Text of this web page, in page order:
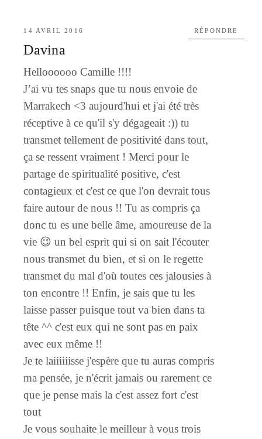
14 AVRIL 2016
Davina
Helloooooo Camille !!!!
J’ai vu tes snaps que tu nous envoie de
Marrakech <3 aujourd'hui et j'ai été très
réceptive à ce qu'il s'y dégageait :)) tu
transmet tellement de positivité dans tout,
ça se ressent vraiment ! Merci pour le
partage de spiritualité positive, c'est
contagieux et c'est ce que l'on devrait tous
faire autour de nous !! Tu as compris ça
donc tu es une belle âme, amoureuse de la
vie 😉 un bel esprit qui si on sait l'écouter
nous transmet du bien, et si on le regette
transmet du mal d'où toutes ces jalousies à
ton encontre !! Enfin, je sais que tu les
laisse passer puisque tout va bien dans ta
tête ^^ c'est eux qui ne sont pas en paix
avec eux même !!
Je te laiiiiiisse j'espère que tu auras compris
ma pensée, je n'écrit jamais ou rarement ce
que je pense mais la c'est assez fort c'est
tout
Je vous souhaite le meilleur à vous trois
RÉPONDRE